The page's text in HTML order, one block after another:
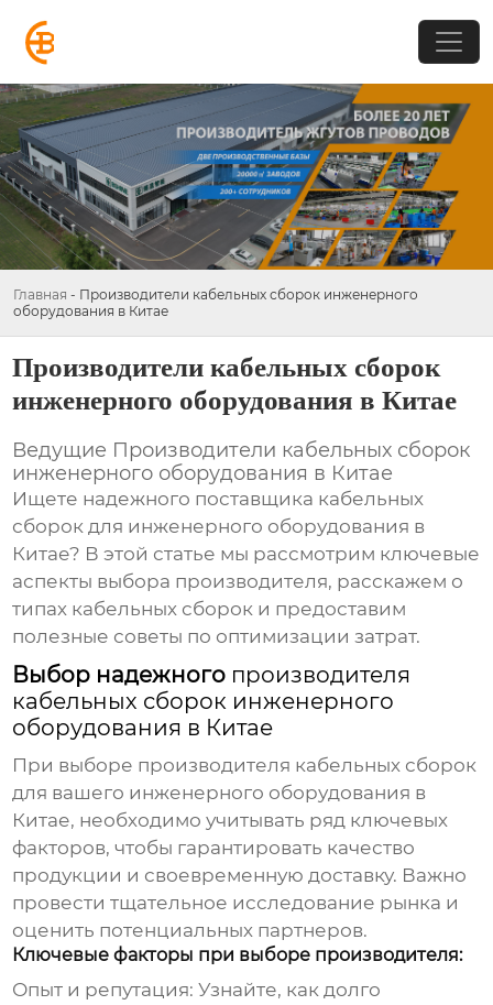
Главная - Производители кабельных сборок инженерного
оборудования в Китае
Производители кабельных сборок
инженерного оборудования в Китае
Ведущие Производители кабельных сборок
инженерного оборудования в Китае
Ищете надежного поставщика кабельных
сборок для инженерного оборудования в
Китае? В этой статье мы рассмотрим ключевые
аспекты выбора производителя, расскажем о
типах кабельных сборок и предоставим
полезные советы по оптимизации затрат.
Выбор надежного производителя
кабельных сборок инженерного
оборудования в Китае
При выборе производителя кабельных сборок
для вашего инженерного оборудования в
Китае, необходимо учитывать ряд ключевых
факторов, чтобы гарантировать качество
продукции и своевременную доставку. Важно
провести тщательное исследование рынка и
оценить потенциальных партнеров.
Ключевые факторы при выборе производителя:
Опыт и репутация: Узнайте, как долго